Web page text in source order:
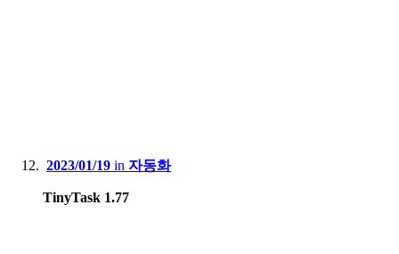
2023/01/19 in 자동화
TinyTask 1.77